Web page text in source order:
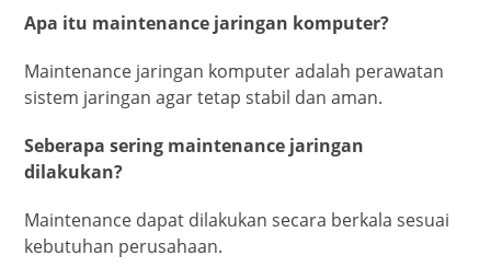
Apa itu maintenance jaringan komputer?
Maintenance jaringan komputer adalah perawatan
sistem jaringan agar tetap stabil dan aman.
Seberapa sering maintenance jaringan
dilakukan?
Maintenance dapat dilakukan secara berkala sesuai
kebutuhan perusahaan.